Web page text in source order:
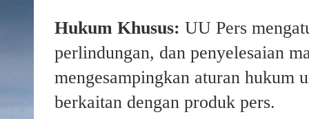
Hukum Khusus: UU Pers
perlindungan, dan penyelesaian
mengesampingkan aturan hukum
berkaitan dengan produk pers.